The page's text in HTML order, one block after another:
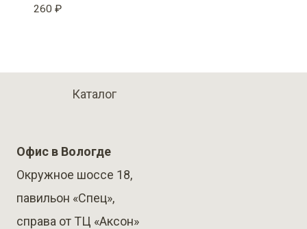
260 ₽
Каталог
Офис в Вологде
Окружное шоссе 18,
павильон «Спец»,
справа от ТЦ «Аксон»